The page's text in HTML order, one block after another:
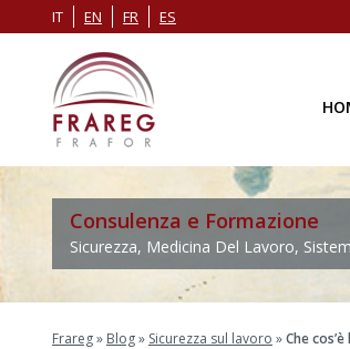
IT EN FR ES
Consulenza e Formazione
Sicurezza, Medicina Del Lavoro,
Frareg» Blog» Sicurezza sul lavoro »Che